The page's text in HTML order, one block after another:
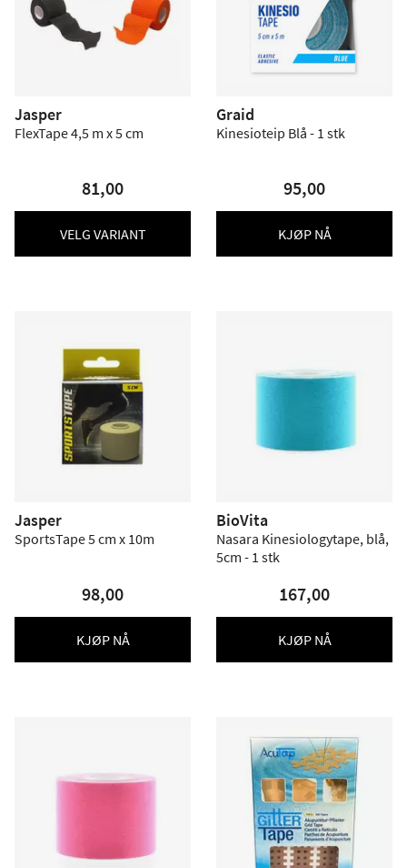
Jasper
FlexTape 4,5 m x 5 cm
81,00
VELG VARIANT
Graid
Kinesioteip Blå - 1 stk
95,00
KJØP NÅ
Jasper
SportsTape 5 cm x 10m
98,00
KJØP NÅ
BioVita
Nasara Kinesiologytape, blå,
5cm - 1 stk
167,00
KJØP NÅ